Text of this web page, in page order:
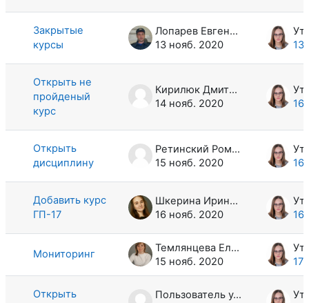
Закрытые
курсы
Лопарев Евгений Иванович
13 нояб. 2020
13
Открыть не
пройденый
курс
Кирилюк Дмитрий Олегович
14 нояб. 2020
16
Открыть
дисциплину
Ретинский Роман Сергеевич
15 нояб. 2020
16
Добавить курс
ГП-17
Шкерина Ирина Алексеевна
16 нояб. 2020
16
Мониторинг
Темлянцева Елена Николаевна
15 нояб. 2020
17
Открыть
Пользователь удален